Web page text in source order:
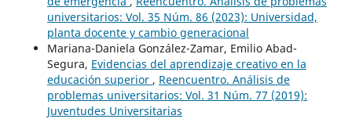
universitarios: Vol. 35 Núm. 86 (2023): Universidad,
planta docente y cambio generacional
Mariana-Daniela González-Zamar, Emilio Abad-
Segura, Evidencias del aprendizaje creativo en la
educación superior , Reencuentro. Análisis de
problemas universitarios: Vol. 31 Núm. 77 (2019):
Juventudes Universitarias